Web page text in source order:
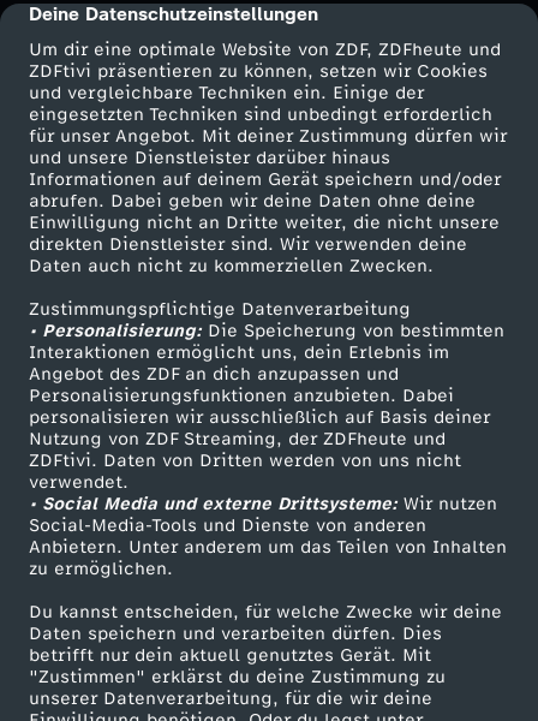
cmp-dialog-description
Deine Datenschutzeinstellungen
Um dir eine optimale Website von ZDF, ZDFheute und
ZDFtivi präsentieren zu können, setzen wir Cookies
und vergleichbare Techniken ein. Einige der
eingesetzten Techniken sind unbedingt erforderlich
für unser Angebot. Mit deiner Zustimmung dürfen wir
und unsere Dienstleister darüber hinaus
Informationen auf deinem Gerät speichern und/oder
abrufen. Dabei geben wir deine Daten ohne deine
Einwilligung nicht an Dritte weiter, die nicht unsere
direkten Dienstleister sind. Wir verwenden deine
Daten auch nicht zu kommerziellen Zwecken.
Zustimmungspflichtige Datenverarbeitung
• Personalisierung:Die Speicherung von bestimmten
Interaktionen ermöglicht uns, dein Erlebnis im
Angebot des ZDF an dich anzupassen und
Personalisierungsfunktionen anzubieten. Dabei
personalisieren wir ausschließlich auf Basis deiner
Nutzung von ZDF Streaming, der ZDFheute und
ZDFtivi. Daten von Dritten werden von uns nicht
verwendet.
• Social Media und externe Drittsysteme:Wir nutzen
Social-Media-Tools und Dienste von anderen
Anbietern. Unter anderem um das Teilen von Inhalten
zu ermöglichen.
Du kannst entscheiden, für welche Zwecke wir deine
Daten speichern und verarbeiten dürfen. Dies
betrifft nur dein aktuell genutztes Gerät. Mit
"Zustimmen" erklärst du deine Zustimmung zu
unserer Datenverarbeitung, für die wir deine
z
i
n
v
o
m
1
4
.
N
o
v
Mehr ZDF
ZDF-Apps
Smart TV
ZDFtext
Livestreams
Sendungen A-Z
TV-Programm
Service
ZDFmitreden
Kontakt zum ZDF
Tickets
Zuschauerservice
Hilfe
ZDF Unternehmen
Karriere
ZDF goes Schule
Werbefernsehen
Mainzelmännchen